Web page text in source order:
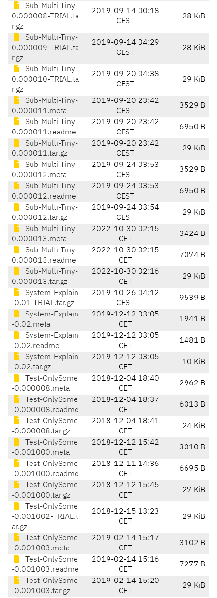
Sub-Multi-Tiny-
0.000008-TRIAL.ta
r.gz
2019-09-14 00:18
CEST
28 KiB
Sub-Multi-Tiny-
0.000009-TRIAL.ta
r.gz
2019-09-14 04:29
CEST
28 KiB
Sub-Multi-Tiny-
0.000010-TRIAL.ta
r.gz
2019-09-20 04:38
CEST
29 KiB
Sub-Multi-Tiny-
0.000011.meta
2019-09-20 23:42
CEST
3529 B
Sub-Multi-Tiny-
0.000011.readme
2019-09-20 23:42
CEST
6950 B
Sub-Multi-Tiny-
0.000011.tar.gz
2019-09-20 23:42
CEST
29 KiB
Sub-Multi-Tiny-
0.000012.meta
2019-09-24 03:53
CEST
3529 B
Sub-Multi-Tiny-
0.000012.readme
2019-09-24 03:53
CEST
6950 B
Sub-Multi-Tiny-
0.000012.tar.gz
2019-09-24 03:54
CEST
29 KiB
Sub-Multi-Tiny-
0.000013.meta
2022-10-30 02:15
CET
3424 B
Sub-Multi-Tiny-
0.000013.readme
2022-10-30 02:15
CET
7074 B
Sub-Multi-Tiny-
0.000013.tar.gz
2022-10-30 02:16
CET
29 KiB
System-Explain
-0.01-TRIAL.tar.gz
2019-10-26 04:12
CEST
9539 B
System-Explain
-0.02.meta
2019-12-12 03:05
CET
1941 B
System-Explain
-0.02.readme
2019-12-12 03:05
CET
1481 B
System-Explain
-0.02.tar.gz
2019-12-12 03:05
CET
10 KiB
Test-OnlySome
-0.000008.meta
2018-12-04 18:40
CET
2962 B
Test-OnlySome
-0.000008.readme
2018-12-04 18:37
CET
6013 B
Test-OnlySome
-0.000008.tar.gz
2018-12-04 18:41
CET
24 KiB
Test-OnlySome
-0.001000.meta
2018-12-12 15:42
CET
3010 B
Test-OnlySome
-0.001000.readme
2018-12-11 14:36
CET
6695 B
Test-OnlySome
-0.001000.tar.gz
2018-12-12 15:45
CET
27 KiB
Test-OnlySome
-0.001002-TRIAL.t
ar.gz
2018-12-15 13:23
CET
29 KiB
Test-OnlySome
-0.001003.meta
2019-02-14 15:17
CET
3102 B
Test-OnlySome
-0.001003.readme
2019-02-14 15:16
CET
7277 B
Test-OnlySome
-0.001003.tar.gz
2019-02-14 15:20
CET
29 KiB